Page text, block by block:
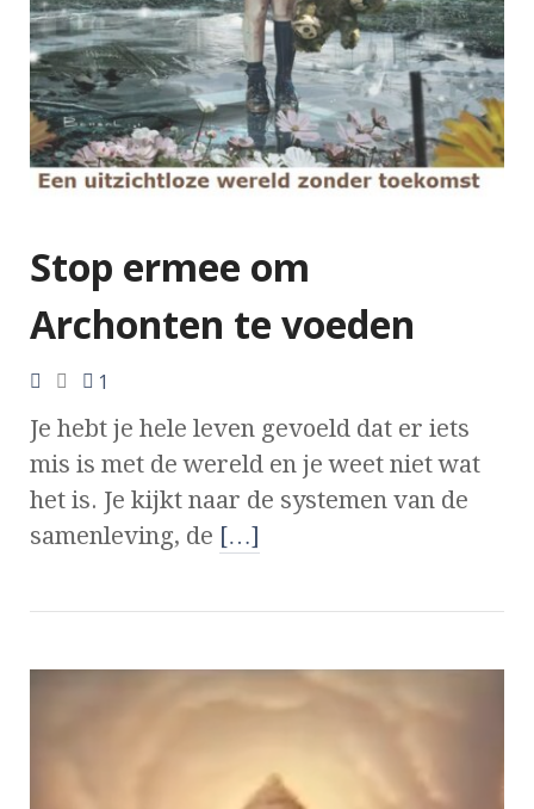
Stop ermee om
Archonten te voeden
1
Je hebt je hele leven gevoeld dat er iets
mis is met de wereld en je weet niet wat
het is. Je kijkt naar de systemen van de
samenleving, de […]